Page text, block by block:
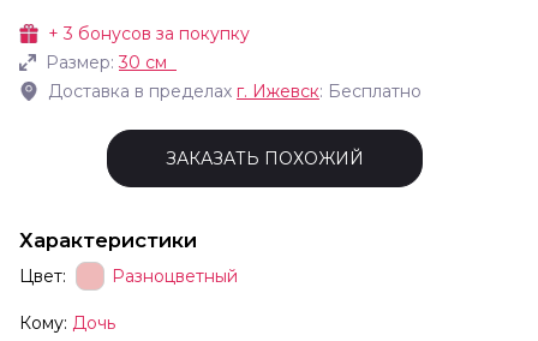
+3 бонусов за покупку
Размер:30 см
Доставка в пределах г. Ижевск: Бесплатно
ЗАКАЗАТЬ ПОХОЖИЙ
Характеристики
Цвет: Разноцветный
Кому: Дочь